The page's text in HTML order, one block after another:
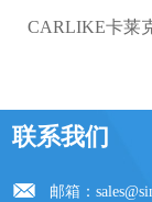
CARLIKE卡莱
联系我们
邮箱：